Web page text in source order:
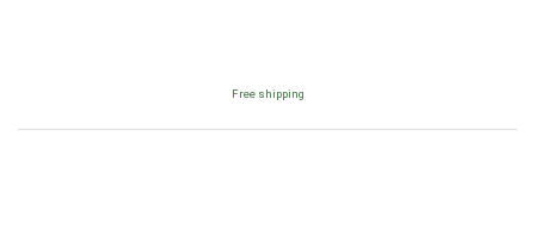
Free shipping